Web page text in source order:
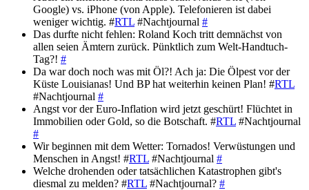
Google) vs. iPhone (von Apple). Telefonieren ist dabei
weniger wichtig. #RTL #Nachtjournal #
Das durfte nicht fehlen: Roland Koch tritt demnächst von
allen seien Ämtern zurück. Pünktlich zum Welt-Handtuch-
Tag?! #
Da war doch noch was mit Öl?! Ach ja: Die Ölpest vor der
Küste Louisianas! Und BP hat weiterhin keinen Plan! #RTL
#Nachtjournal #
Angst vor der Euro-Inflation wird jetzt geschürt! Flüchtet in
Immobilien oder Gold, so die Botschaft. #RTL #Nachtjournal
#
Wir beginnen mit dem Wetter: Tornados! Verwüstungen und
Menschen in Angst! #RTL #Nachtjournal #
Welche drohenden oder tatsächlichen Katastrophen gibt's
diesmal zu melden? #RTL #Nachtjournal? #